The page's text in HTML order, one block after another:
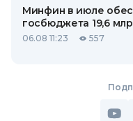
Минфин в июле
госбюджета 19,6
06.08 11:23 557